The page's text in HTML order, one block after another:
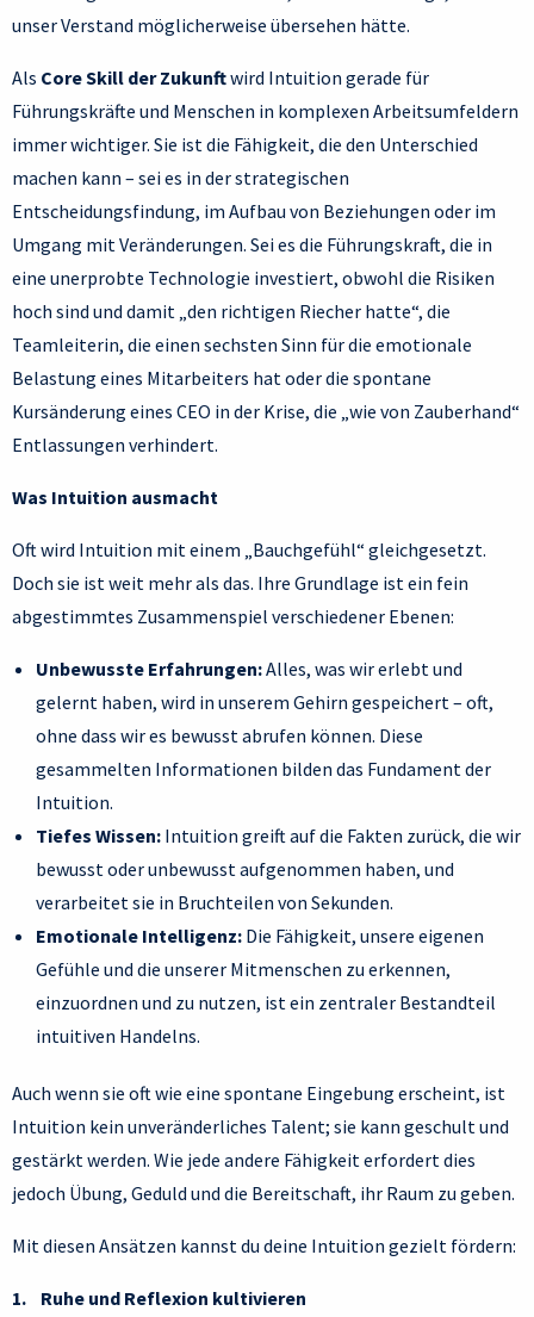
unser Verstand möglicherweise übersehen hätte.
Als Core Skill der Zukunftwird Intuition gerade für
Führungskräfte und Menschen in komplexen Arbeitsumfeldern
immer wichtiger. Sie ist die Fähigkeit, die den Unterschied
machen kann – sei es in der strategischen
Entscheidungsfindung, im Aufbau von Beziehungen oder im
Umgang mit Veränderungen. Sei es die Führungskraft, die in
eine unerprobte Technologie investiert, obwohl die Risiken
hoch sind und damit „den richtigen Riecher hatte“, die
Teamleiterin, die einen sechsten Sinn für die emotionale
Belastung eines Mitarbeiters hat oder die spontane
Kursänderung eines CEO in der Krise, die „wie von Zauberhand“
Entlassungen verhindert.
Was Intuition ausmacht
Oft wird Intuition mit einem „Bauchgefühl“ gleichgesetzt.
Doch sie ist weit mehr als das. Ihre Grundlage ist ein fein
abgestimmtes Zusammenspiel verschiedener Ebenen:
Unbewusste Erfahrungen:Alles, was wir erlebt und
gelernt haben, wird in unserem Gehirn gespeichert – oft,
ohne dass wir es bewusst abrufen können. Diese
gesammelten Informationen bilden das Fundament der
Intuition.
Tiefes Wissen: Intuition greift auf die Fakten zurück, die wir
bewusst oder unbewusst aufgenommen haben, und
verarbeitet sie in Bruchteilen von Sekunden.
Emotionale Intelligenz: Die Fähigkeit, unsere eigenen
Gefühle und die unserer Mitmenschen zu erkennen,
einzuordnen und zu nutzen, ist ein zentraler Bestandteil
intuitiven Handelns.
Auch wenn sie oft wie eine spontane Eingebung erscheint, ist
Intuition kein unveränderliches Talent; sie kann geschult und
gestärkt werden. Wie jede andere Fähigkeit erfordert dies
jedoch Übung, Geduld und die Bereitschaft, ihr Raum zu geben.
Mit diesen Ansätzen kannst du deine Intuition gezielt fördern:
Ruhe und Reflexion kultivieren